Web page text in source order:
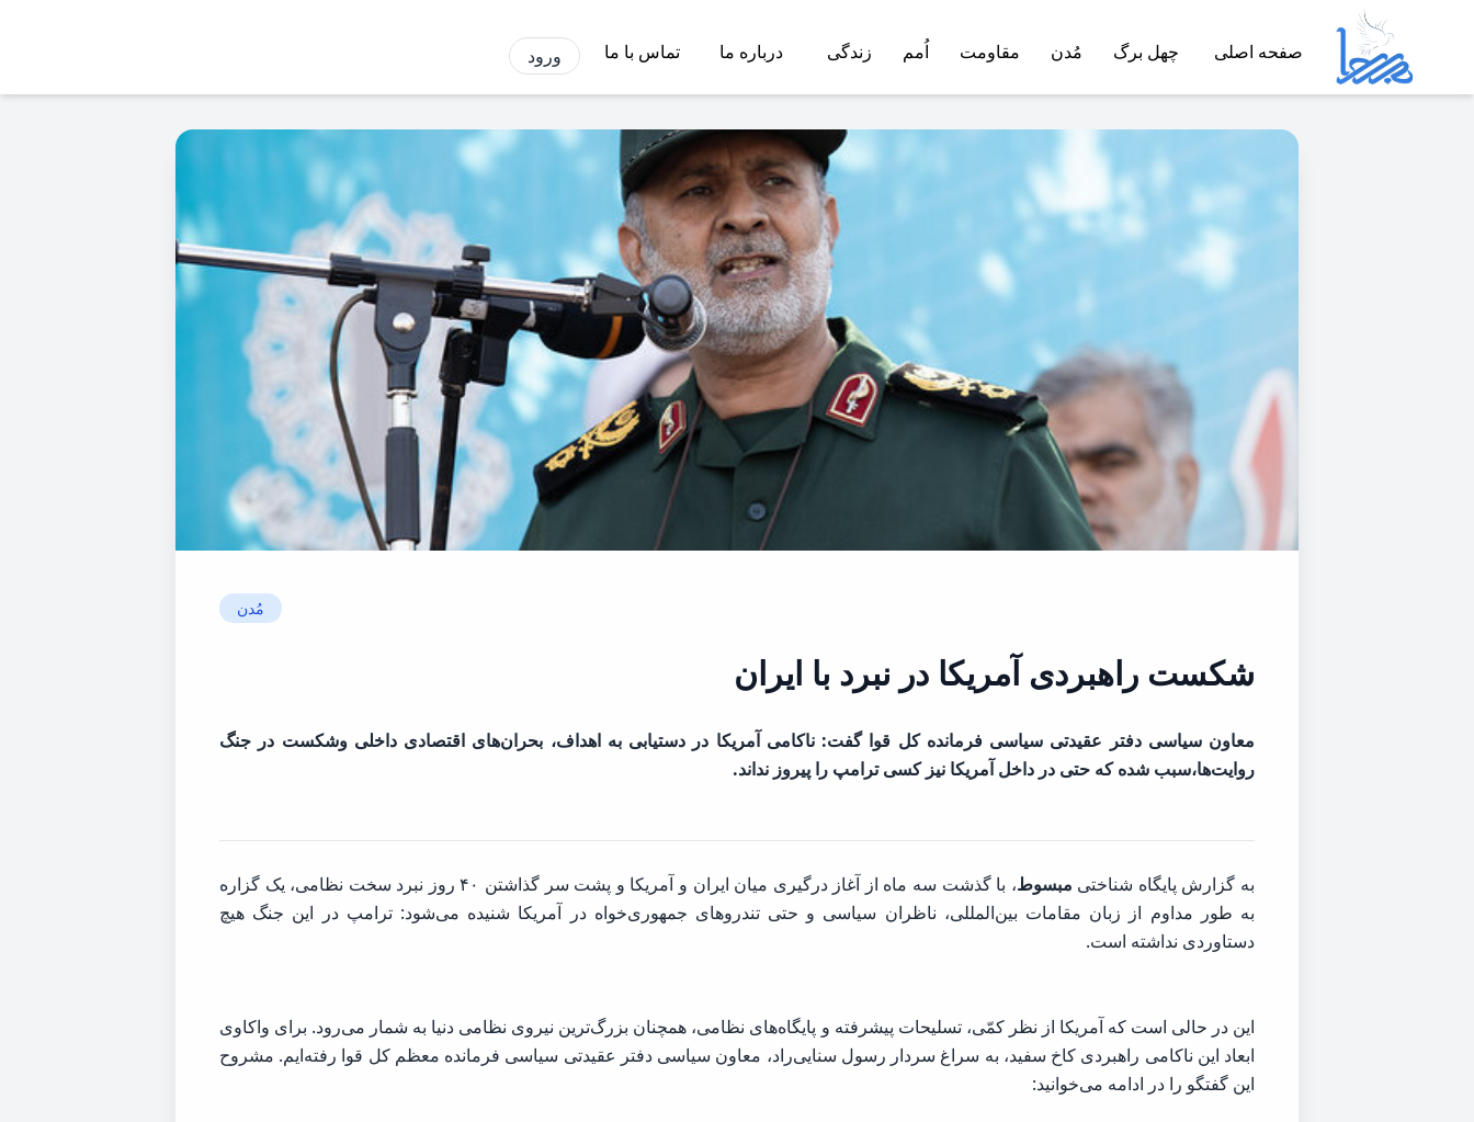
صفحه اصلی چهل برگ مُدن مقاومت اُمم زندگی درباره ما تماس با ما ورود
مُدن
شکست راهبردی آمریکا در نبرد با ایران
معاون سیاسی دفتر عقیدتی سیاسی فرمانده کل قوا گفت: ناکامی آمریکا در دستیابی به اهداف، بحران‌های اقتصادی داخلی وشکست در جنگ
روایت‌ها،سبب شده که حتی در داخل آمریکا نیز کسی ترامپ را پیروز نداند.
به گزارش پایگاه شناختی مبسوط
، با گذشت سه ماه از آغاز درگیری میان ایران و آمریکا و پشت سر گذاشتن ۴۰ روز نبرد سخت نظامی، یک گزاره
به طور مداوم از زبان مقامات بین‌المللی، ناظران سیاسی و حتی تندروهای جمهوری‌خواه در آمریکا شنیده می‌شود: ترامپ در این جنگ هیچ
دستاوردی نداشته است.
این در حالی است که آمریکا از نظر کمّی، تسلیحات پیشرفته و پایگاه‌های نظامی، همچنان بزرگ‌ترین نیروی نظامی دنیا به شمار می‌رود. برای واکاوی
ابعاد این ناکامی راهبردی کاخ سفید، به سراغ سردار رسول سنایی‌راد، معاون سیاسی دفتر عقیدتی سیاسی فرمانده معظم کل قوا رفته‌ایم. مشروح
این گفتگو را در ادامه می‌خوانید: